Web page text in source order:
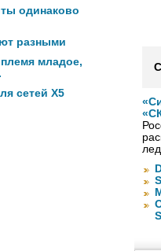
одинаково
разными
младое,
сетей X5